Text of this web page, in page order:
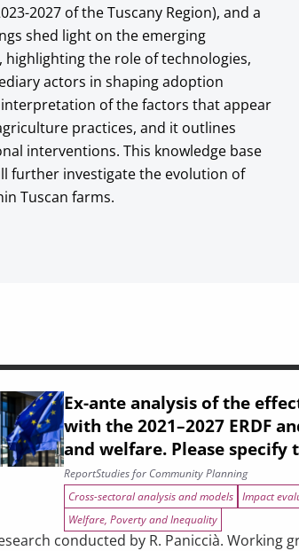
2027 of the Tuscany Region), and a
shed light on the emerging
the role of technologies,
actors in shaping adoption
of the factors that appear
practices, and it outlines
interventions. This knowledge base
further investigate the evolution of
Tuscan farms.
Ex-ante analysis of the
with the 2021–2027 ERDF
and welfare. Please specify
ReportStudies for Community Planning
Cross-sectoral analysis and models Impact
Welfare, Poverty and Inequality
conducted by R. Paniccià. Working